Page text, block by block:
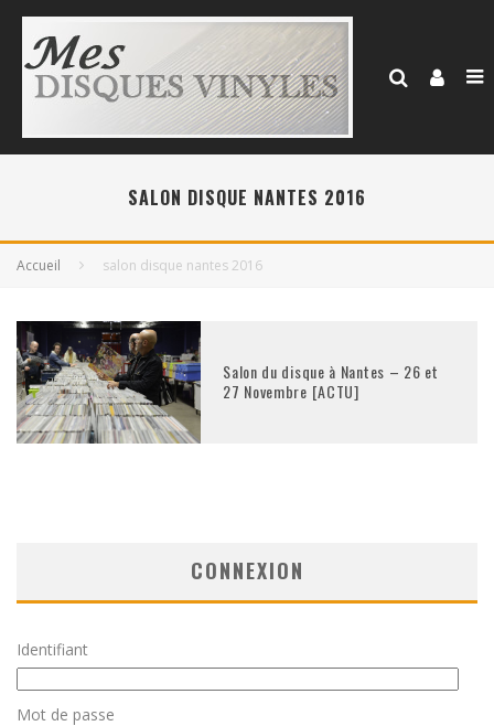
SALON DISQUE NANTES 2016
Accueil salon disque nantes 2016
Salon du disque à Nantes – 26 et
27 Novembre [ACTU]
CONNEXION
Identifiant
Mot de passe